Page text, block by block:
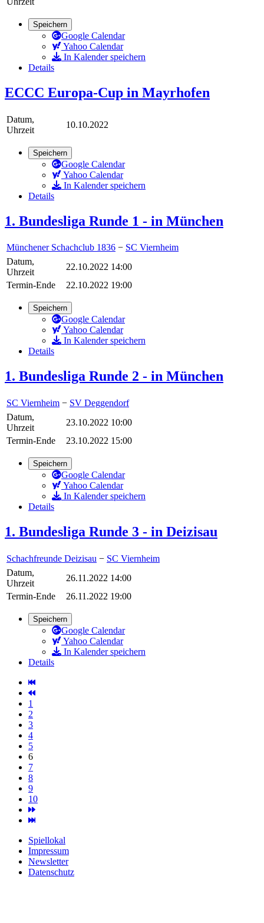
Speichern
Google Calendar
Yahoo Calendar
In Kalender speichern
Details
ECCC Europa-Cup in Mayrhofen
Datum,
Uhrzeit
10.10.2022
Speichern
Google Calendar
Yahoo Calendar
In Kalender speichern
Details
1. Bundesliga Runde 1 - in München
Münchener Schachclub 1836 − SC Viernheim
Datum,
Uhrzeit
22.10.2022 14:00
Termin-Ende
22.10.2022 19:00
Speichern
Google Calendar
Yahoo Calendar
In Kalender speichern
Details
1. Bundesliga Runde 2 - in München
SC Viernheim − SV Deggendorf
Datum,
Uhrzeit
23.10.2022 10:00
Termin-Ende
23.10.2022 15:00
Speichern
Google Calendar
Yahoo Calendar
In Kalender speichern
Details
1. Bundesliga Runde 3 - in Deizisau
Schachfreunde Deizisau − SC Viernheim
Datum,
Uhrzeit
26.11.2022 14:00
Termin-Ende
26.11.2022 19:00
Speichern
Google Calendar
Yahoo Calendar
In Kalender speichern
Details
1
2
3
4
5
6
7
8
9
10
Spiellokal
Impressum
Newsletter
Datenschutz